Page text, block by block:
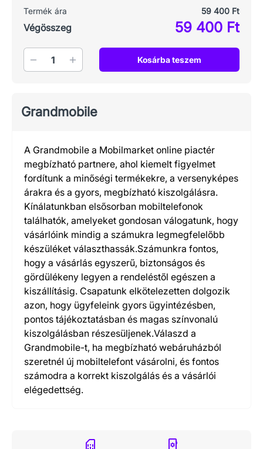
Termék ára 59 400 Ft
Végösszeg 59 400 Ft
Mennyiség Kosárba teszem
Grandmobile
A Grandmobile a Mobilmarket online piactér
megbízható partnere, ahol kiemelt figyelmet
fordítunk a minőségi termékekre, a versenyképes
árakra és a gyors, megbízható kiszolgálásra.
Kínálatunkban elsősorban mobiltelefonok
találhatók, amelyeket gondosan válogatunk, hogy
vásárlóink mindig a számukra legmegfelelőbb
készüléket választhassák.Számunkra fontos,
hogy a vásárlás egyszerű, biztonságos és
gördülékeny legyen a rendeléstől egészen a
kiszállításig. Csapatunk elkötelezetten dolgozik
azon, hogy ügyfeleink gyors ügyintézésben,
pontos tájékoztatásban és magas színvonalú
kiszolgálásban részesüljenek.Válaszd a
Grandmobile-t, ha megbízható webáruházból
szeretnél új mobiltelefont vásárolni, és fontos
számodra a korrekt kiszolgálás és a vásárlói
elégedettség.